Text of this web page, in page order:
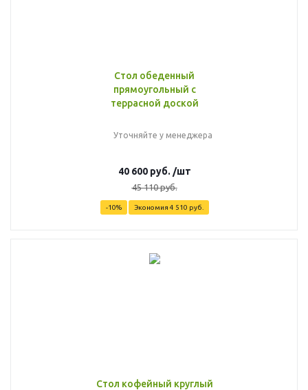
Стол обеденный
прямоугольный с
террасной доской
Уточняйте у менеджера
40 600руб. /шт
45 110руб.
-10% Экономия 4 510 руб.
Стол кофейный круглый